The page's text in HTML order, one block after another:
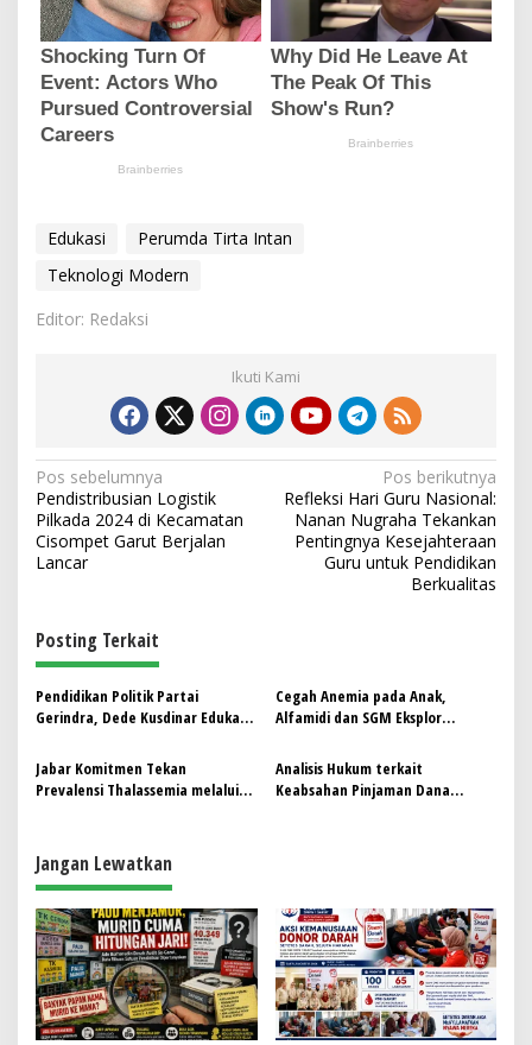
Edukasi
Perumda Tirta Intan
Teknologi Modern
Editor: Redaksi
Ikuti Kami
N
a
v
i
a
s
i
o
Pos sebelumnya
Pendistribusian Logistik
Pilkada 2024 di Kecamatan
Cisompet Garut Berjalan
Lancar
Pos berikutnya
Refleksi Hari Guru Nasional:
Nanan Nugraha Tekankan
Pentingnya Kesejahteraan
Guru untuk Pendidikan
Berkualitas
Posting Terkait
Pendidikan Politik Partai
Gerindra, Dede Kusdinar Edukasi
Putih
Cegah Anemia pada Anak,
Alfamidi dan SGM Eksplor
Bandung Barat
Jabar Komitmen Tekan
Prevalensi Thalassemia melalui
Analisis Hukum terkait
Keabsahan Pinjaman Dana
Jangan Lewatkan